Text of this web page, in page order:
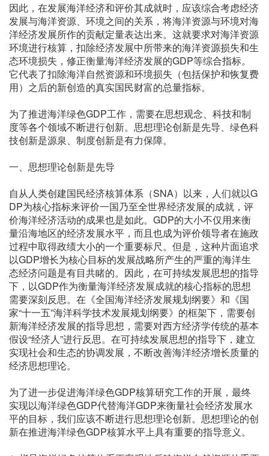
因此，在发展海洋经济和评价其成就时，应该综合考虑经济
发展与海洋资源、环境之间的关系，将海洋资源与环境对海
洋经济发展所作的贡献定量表达出来。这就要求对海洋资源
环境进行核算，扣除经济发展中所带来的海洋资源损失和生
态环境损失，修正衡量海洋经济发展的GDP等综合指标。
它代表了扣除海洋自然资源和环境损失（包括保护和恢复费
用）之后的新创造的真实国民财富的总量指标。
为了推进海洋绿色GDP工作，需要在思想观念、科技和制
度等各个领域不断进行创新。思想理论创新是先导、绿色科
技创新是源泉、制度创新是有力保障。
一、思想理论创新是先导
自从人类创建国民经济核算体系（SNA）以来，人们就以G
DP为核心指标来评价一国乃至全世界经济发展的成就，评
价海洋经济活动的成果也是如此。GDP的大小不仅用来衡
量沿海地区的经济发展水平，而且也成为评价领导者在施政
过程中取得政绩大小的一个重要标尺。但是，这种片面追求
以GDP增长为核心目标的发展战略所产生的严重的海洋生
态经济问题是有目共睹的。因此，在可持续发展思想的指导
下，以GDP作为衡量海洋经济发展成就的核心指标的思想
需要深刻反思。在《全国海洋经济发展规划纲要》和《国
家“十一五”海洋科学技术发展规划纲要》的框架下，需要创
新海洋经济发展的指导思想，需要对西方经济学传统的基本
假设“经济人”进行反思。在可持续发展思想的指导下，建立
实现社会和生态的协调发展，不断改善海洋经济增长质量的
经济思想理论。
为了进一步促进海洋绿色GDP核算研究工作的开展，最终
实现以海洋绿色GDP代替海洋GDP来衡量社会经济发展水
平的目标，我们应该不断进行思想理论创新。思想理论的创
新在推进海洋绿色GDP核算水平上具有重要的指导意义。